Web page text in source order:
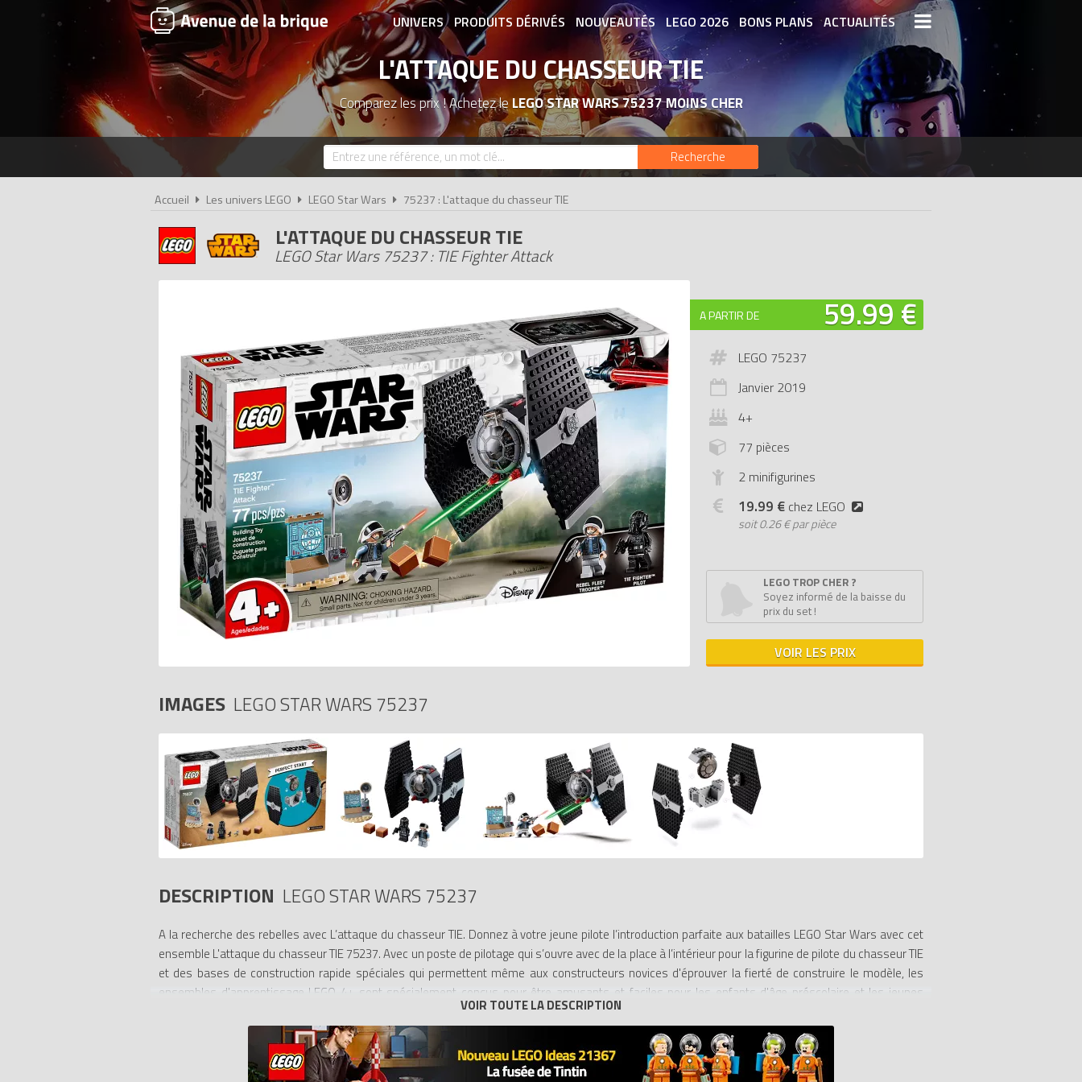
UNIVERS PRODUITS DÉRIVÉS NOUVEAUTÉS LEGO 2026 BONS PLANS ACTUALITÉS
ASSOCIATIONS DE FANS EXPOSITIONS LEGO LEGO LES PLUS CHERS
DERNIERS LEGO AJOUTÉS
L'ATTAQUE DU CHASSEUR TIE
Comparez les prix ! Achetez leLEGO STAR WARS 75237 MOINS CHER
Recherche
Accueil Les univers LEGO LEGO Star Wars 75237 : L'attaque du chasseur TIE
L'ATTAQUE DU CHASSEUR TIE
LEGO Star Wars 75237 : TIE Fighter Attack
A PARTIR DE 59.99 €
LEGO 75237
Janvier 2019
4+
77 pièces
2 minifigurines
19.99 € chez LEGO
soit0.26 € par pièce
LEGO TROP CHER ?
Soyez informé de la baisse du
prix du set !
VOIR LES PRIX
IMAGES LEGO STAR WARS 75237
DESCRIPTION LEGO STAR WARS 75237
A la recherche des rebelles avec L’attaque du chasseur TIE. Donnez à votre jeune pilote l’introduction parfaite aux batailles LEGO Star Wars avec cet
ensemble L'attaque du chasseur TIE 75237. Avec un poste de pilotage qui s’ouvre avec de la place à l’intérieur pour la figurine de pilote du chasseur TIE
et des bases de construction rapide spéciales qui permettent même aux constructeurs novices d'éprouver la fierté de construire le modèle, les
ensembles d'apprentissage LEGO 4+ sont spécialement conçus pour être amusants et faciles pour les enfants d'âge préscolaire et les jeunes
enfants. Ce chasseur TIE comprend également une petite station de commandement rebelle, une minifigurine de soldat de la flotte rebelle, un guide
simple pour aider les enfants à jouer, à construire et à développer leur imagination et leur confiance pour un début parfait dans l'univers LEGO Star
- Les ensembles LEGO 4+ sont spécialement conçus pour les jeunes enfants pour les aider à développer leur confiance en eux avec des instructions